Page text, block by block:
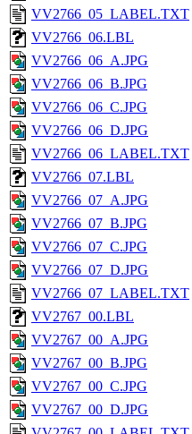
VV2766_05_LABEL.TXT
VV2766_06.LBL
VV2766_06_A.JPG
VV2766_06_B.JPG
VV2766_06_C.JPG
VV2766_06_D.JPG
VV2766_06_LABEL.TXT
VV2766_07.LBL
VV2766_07_A.JPG
VV2766_07_B.JPG
VV2766_07_C.JPG
VV2766_07_D.JPG
VV2766_07_LABEL.TXT
VV2767_00.LBL
VV2767_00_A.JPG
VV2767_00_B.JPG
VV2767_00_C.JPG
VV2767_00_D.JPG